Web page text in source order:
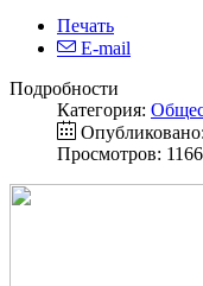
Печать
E-mail
Подробности
Категория:
Просмотров: